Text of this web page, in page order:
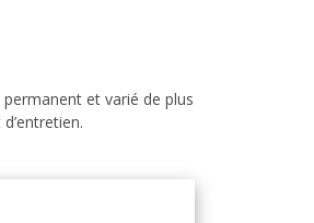
et varié de plus